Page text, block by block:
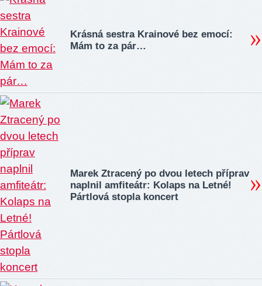
Krásná sestra Krainové bez emocí:
Mám to za pár…
Marek Ztracený po dvou letech příprav
naplnil amfiteátr: Kolaps na Letné!
Pártlová stopla koncert